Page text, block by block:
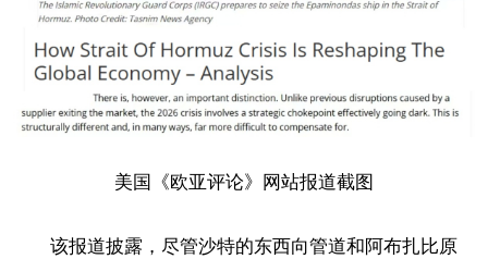
美国《欧亚评论》网站报道截图
该报道披露，尽管沙特的东西向管道和阿布扎比原